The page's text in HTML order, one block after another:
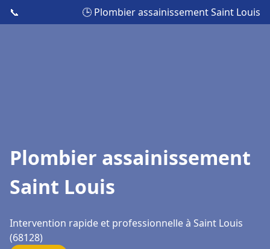
📞 🕒 Plombier assainissement Saint Louis
Plombier assainissement
Saint Louis
Intervention rapide et professionnelle à Saint Louis
(68128)